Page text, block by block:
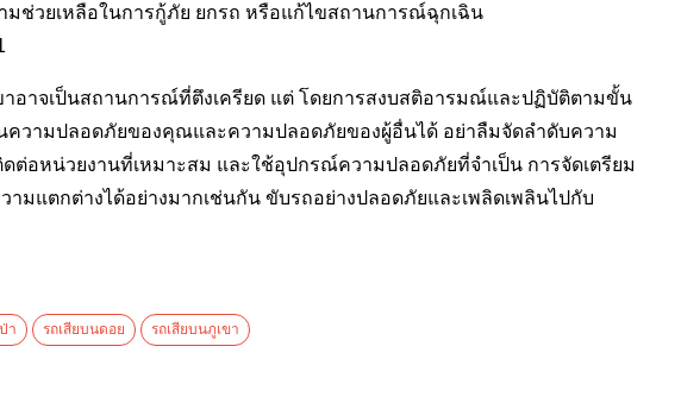
มช่วยเหลือในการกู้ภัย ยกรถ หรือแก้ไขสถานการณ์ฉุกเฉิน
อาจเป็นสถานการณ์ที่ตึงเครียด แต่ โดยการสงบสติอารมณ์และปฏิบัติตามขั้น
วามปลอดภัยของคุณและความปลอดภัยของผู้อื่นได้ อย่าลืมจัดลำดับความ
อหน่วยงานที่เหมาะสม และใช้อุปกรณ์ความปลอดภัยที่จำเป็น การจัดเตรียม
มแตกต่างได้อย่างมากเช่นกัน ขับรถอย่างปลอดภัยและเพลิดเพลินไปกับ
า รถเสียบนดอย รถเสียบนภูเขา